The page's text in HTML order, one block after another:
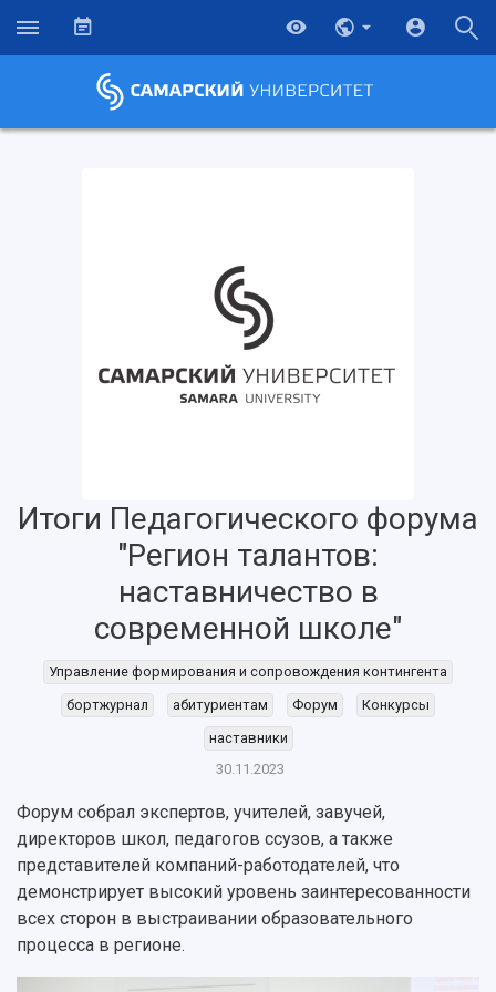
Об университете
История
Ключевые факты
Рейтинги
Руководство
Новости
Главные новости
Бортжурнал
Объявления
События
СМИ об университете
Образование
Почему я выбираю Самарский университет?
Абитуриенту
Бакалавриат и специалитет
Магистратура
Аспирантура
Научно-исследовательская деятельность
Основные научные направления
Научные школы и ведущие научные коллективы
Диссертационные советы
Подготовка научных кадров
Конкурс на замещение должностей научных
Итоги Педагогического форума
"Регион талантов:
наставничество в
современной школе"
Управление формирования и сопровождения контингента
бортжурнал
абитуриентам Форум
Конкурсы
наставники
30.11.2023
Форум собрал экспертов, учителей, завучей,
директоров школ, педагогов ссузов, а также
представителей компаний-работодателей, что
демонстрирует высокий уровень заинтересованности
всех сторон в выстраивании образовательного
процесса в регионе.